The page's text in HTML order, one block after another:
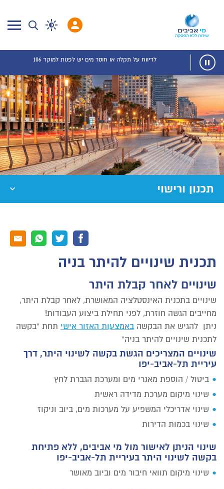
לדיווח על תקלה או חוסר מים יש לפנות למוקד 106
תכנון ורישוי
תכנית שינויים להיתר בניה
שינויים לאחר קבלת היתר
שינויים בתכנית האינסטלציה המאושרת, לאחר קבלת היתר,
מחייבים הגשה חוזרת, לפני תחילת ביצוע העבודות!
ניתן להגיש את הבקשה באמצעות האזור אישי תחת "בקשה
לתכנית שינויים להיתר בניה"
שינויים המצריכים הגשת בקשה לשינוי היתר, דרך
עיריית תל-אביב-יפו
ביטול / הוספת מאגרי מים ומערכת הגברת לחץ
שינוי מיקום מערכת מדידה ראשית
שינוי אדריכלי המשפיע על מערכות מים, ביוב וניקוז
שינוי בכמות הדירות
שינוי הניתן לאישור מול מי אביבים, ללא פתיחת
בקשה לשינוי היתר בעיריית תל-אביב-יפו
שינוי מיקום תוואי חיבור מים וביוב מאושר